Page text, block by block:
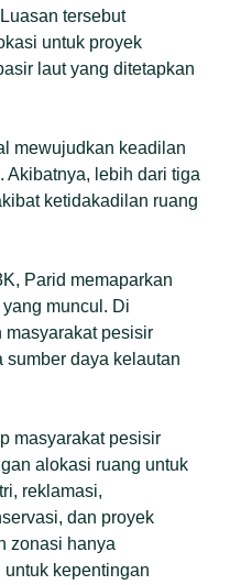
tersebut
untuk proyek
laut yang ditetapkan
mewujudkan keadilan
Akibatnya, lebih dari tiga
ketidakadilan ruang
Parid memaparkan
muncul. Di
masyarakat pesisir
sumber daya kelautan
masyarakat pesisir
alokasi ruang untuk
reklamasi,
dan proyek
zonasi hanya
kepentingan